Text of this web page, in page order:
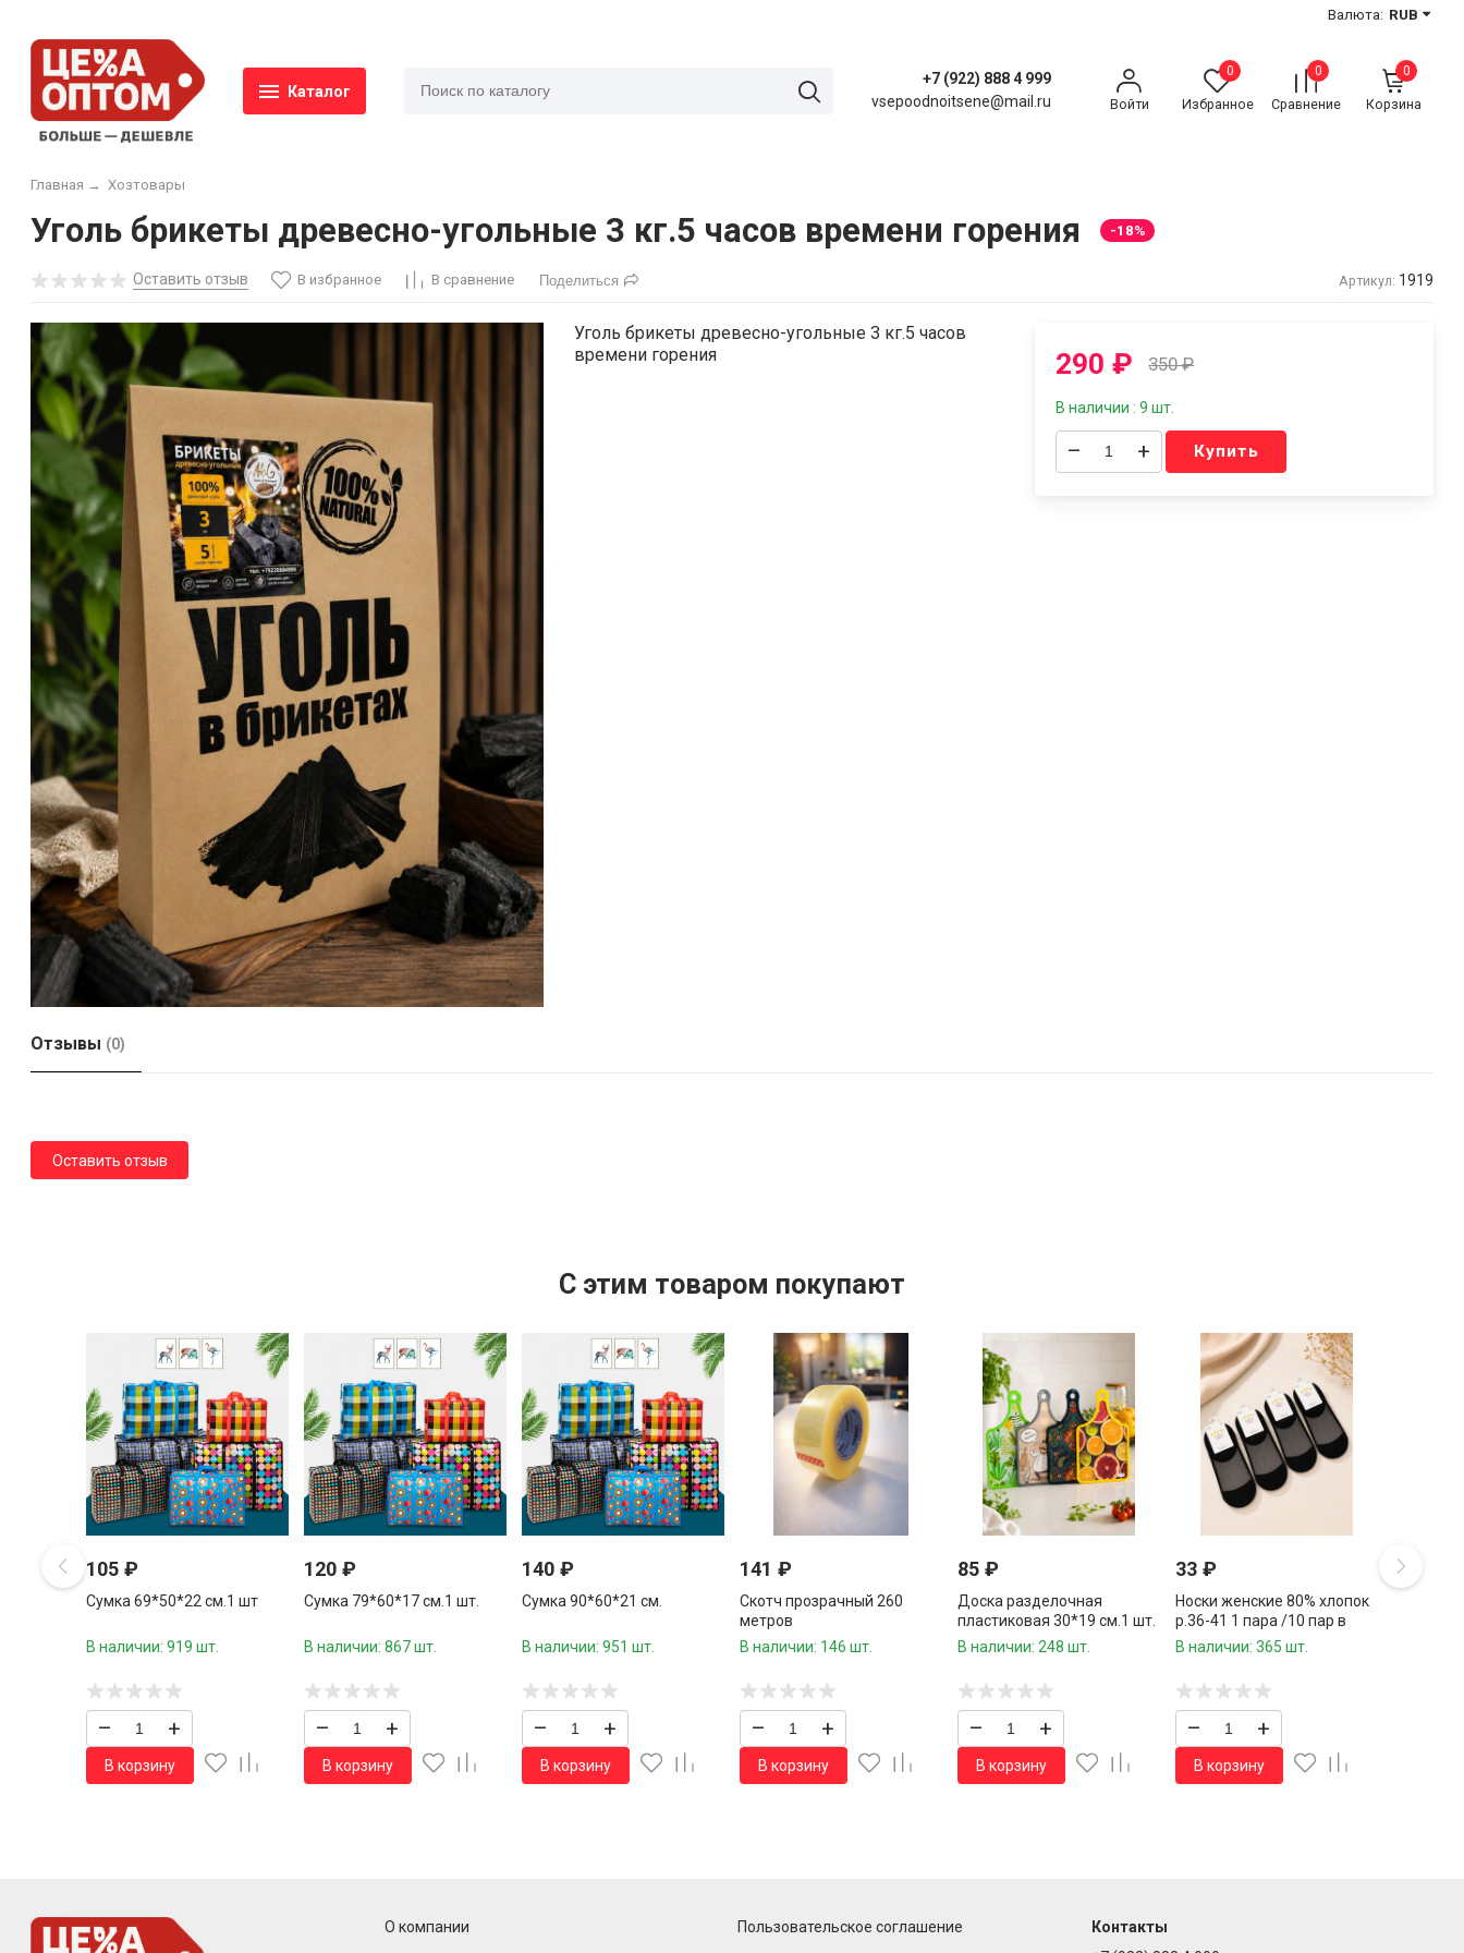
Валюта: RUB
Каталог
+7 (922) 888 4 999
vsepoodnoitsene@mail.ru
Войти
0
Избранное
0
Сравнение
0
Корзина
Главная → Хозтовары
Уголь брикеты древесно-угольные 3 кг.5 часов времени горения -18%
Оставить отзыв В избранное В сравнение Поделиться Артикул: 1919
Уголь брикеты древесно-угольные 3 кг.5 часов
времени горения
290₽ 350₽
В наличии : 9 шт.
– + Купить
Отзывы (0)
Оставить отзыв
C этим товаром покупают
105 ₽
Сумка 69*50*22 см.1 шт
В наличии: 919 шт.
– +
В корзину
120 ₽
Сумка 79*60*17 см.1 шт.
В наличии: 867 шт.
– +
В корзину
140 ₽
Сумка 90*60*21 см.
В наличии: 951 шт.
– +
В корзину
141 ₽
Скотч прозрачный 260
метров
В наличии: 146 шт.
– +
В корзину
85 ₽
Доска разделочная
пластиковая 30*19 см.1 шт.
В наличии: 248 шт.
– +
В корзину
33 ₽
Носки женские 80% хлопок
р.36-41 1 пара /10 пар в
упаковке/
В наличии: 365 шт.
– +
В корзину
О компании Пользовательское соглашение
Контакты